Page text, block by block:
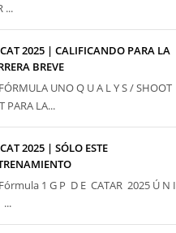
...
2025 | CALIFICANDO PARA LA
BREVE
FÓRMULA UNO Q U A L Y S / SHOOT
PARA LA...
2025 | SÓLO ESTE
Fórmula 1 G P D E CATAR 2025 Ú N I
...